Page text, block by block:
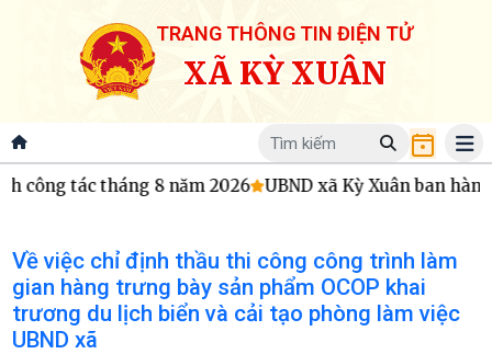
TRANG THÔNG TIN ĐIỆN TỬ
XÃ KỲ XUÂN
công tác tháng 8 năm 2026 UBND xã Kỳ Xuân ban
Về việc chỉ định thầu thi công công trình làm
gian hàng trưng bày sản phẩm OCOP khai
trương du lịch biển và cải tạo phòng làm việc
UBND xã